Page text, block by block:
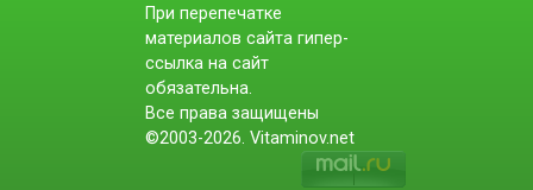
При перепечатке
материалов сайта гипер-
ссылка на сайт
обязательна.
Все права защищены
©2003-2026. Vitaminov.net